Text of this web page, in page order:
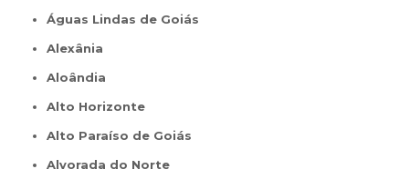
Águas Lindas de Goiás
Alexânia
Aloândia
Alto Horizonte
Alto Paraíso de Goiás
Alvorada do Norte